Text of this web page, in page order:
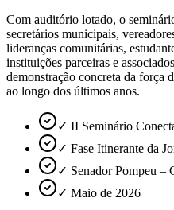
Com auditório lotado, o
secretários municipais,
lideranças comunitárias,
instituições parceiras e
demonstração concreta da força
ao longo dos últimos anos.
✓ II Seminário
✓ Fase Itinerante da
✓ Senador Pompeu –
✓ Maio de 2026